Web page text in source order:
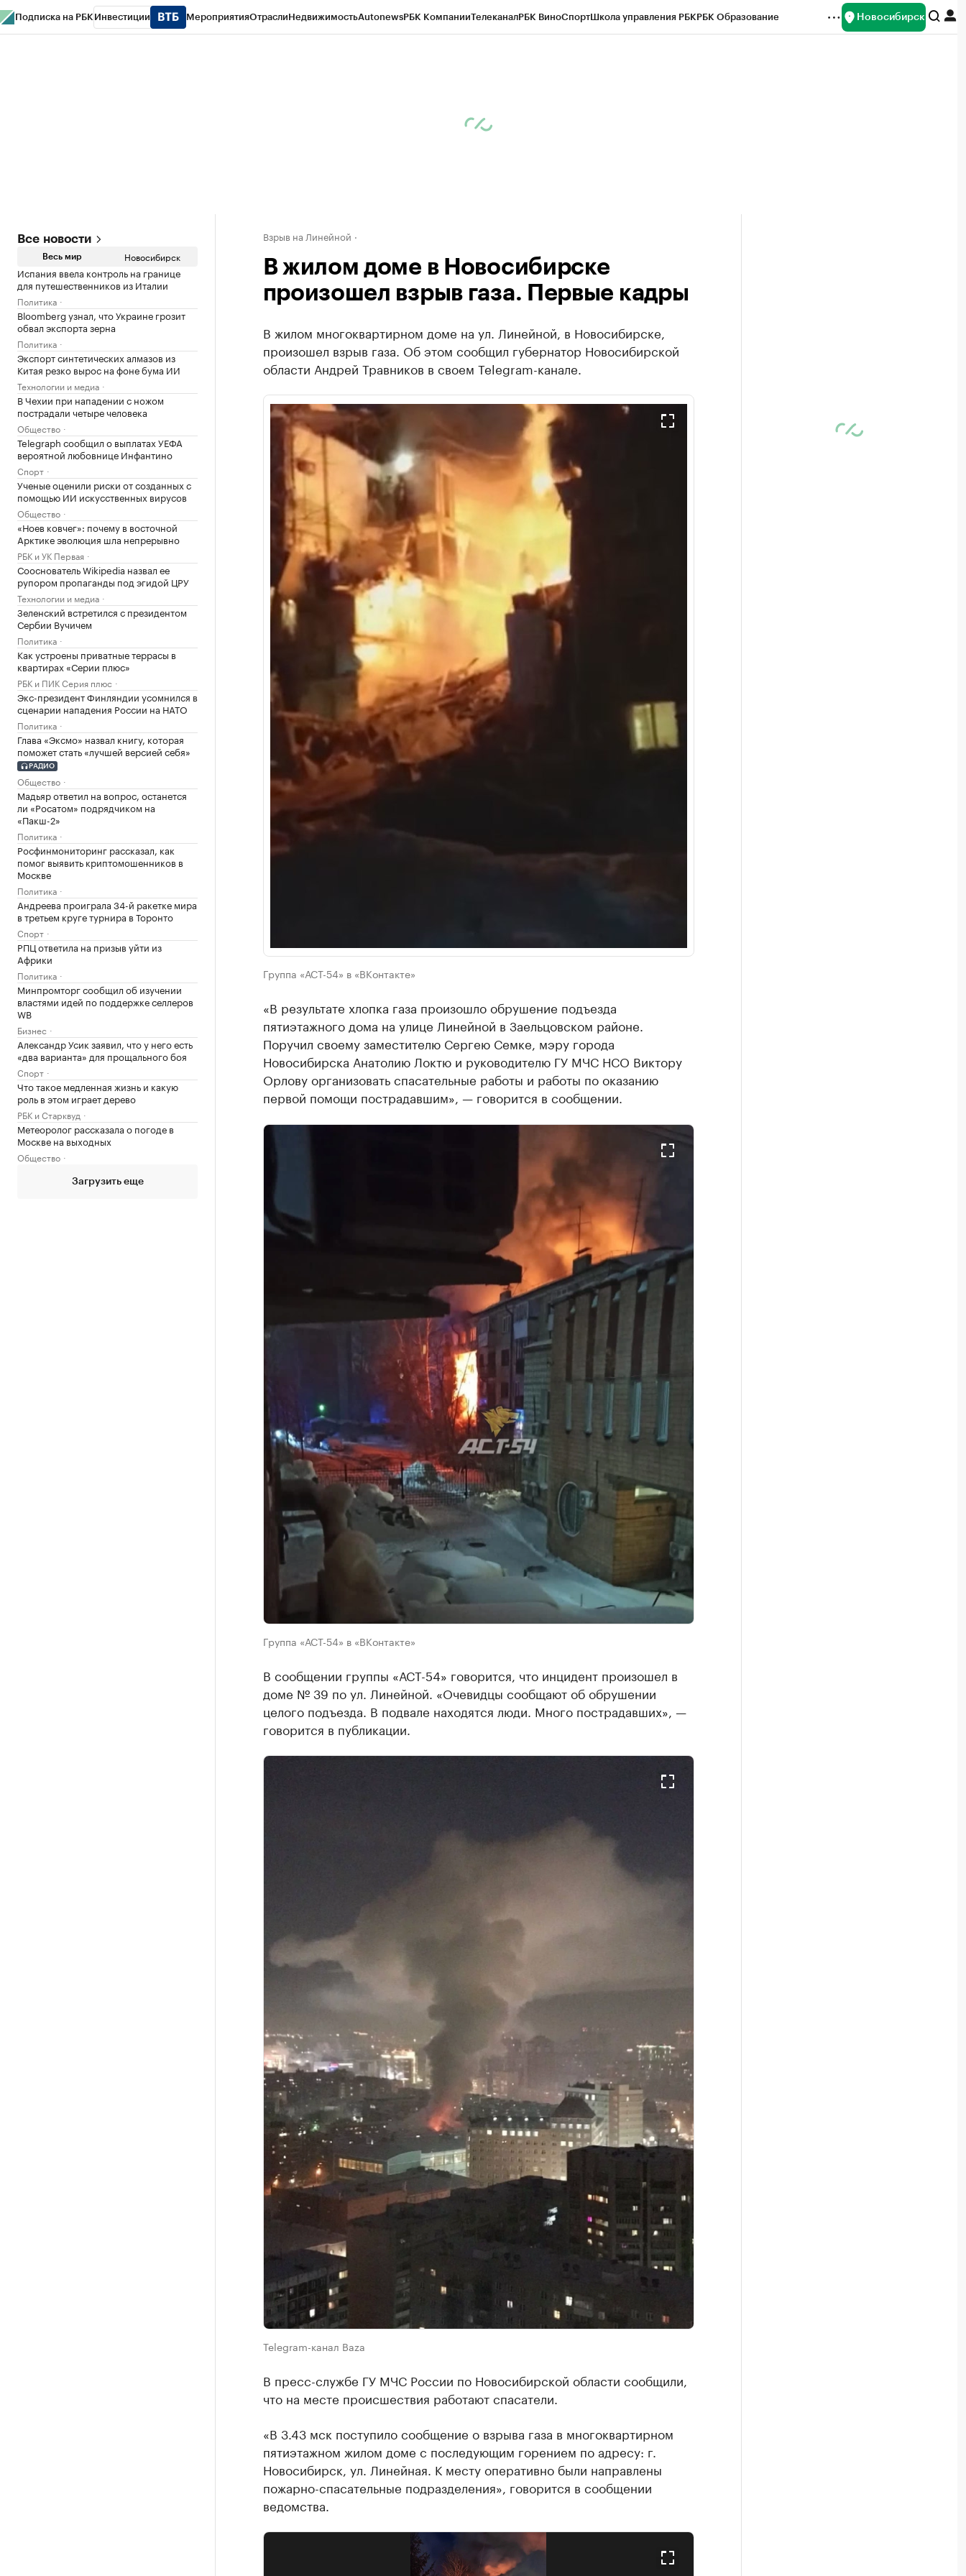
Подписка на РБК Инвестиции МероприятияОтраслиНедвижимостьAutonewsРБК КомпанииТелеканалРБК ВиноСпортШкола управления РБКРБК Образование Новосибирск
Все новости
Весь мир Новосибирск
Испания ввела контроль на границе
для путешественников из Италии
Политика
Bloomberg узнал, что Украине грозит
обвал экспорта зерна
Политика
Экспорт синтетических алмазов из
Китая резко вырос на фоне бума ИИ
Технологии и медиа
В Чехии при нападении с ножом
пострадали четыре человека
Общество
Telegraph сообщил о выплатах УЕФА
вероятной любовнице Инфантино
Спорт
Ученые оценили риски от созданных с
помощью ИИ искусственных вирусов
Общество
«Ноев ковчег»: почему в восточной
Арктике эволюция шла непрерывно
РБК и УК Первая
Сооснователь Wikipedia назвал ее
рупором пропаганды под эгидой ЦРУ
Технологии и медиа
Зеленский встретился с президентом
Сербии Вучичем
Политика
Как устроены приватные террасы в
квартирах «Серии плюс»
РБК и ПИК Серия плюс
Экс-президент Финляндии усомнился в
сценарии нападения России на НАТО
Политика
Глава «Эксмо» назвал книгу, которая
поможет стать «лучшей версией себя»
РАДИО
Общество
Мадьяр ответил на вопрос, останется
ли «Росатом» подрядчиком на
«Пакш-2»
Политика
Росфинмониторинг рассказал, как
помог выявить криптомошенников в
Москве
Политика
Андреева проиграла 34-й ракетке мира
в третьем круге турнира в Торонто
Спорт
РПЦ ответила на призыв уйти из
Африки
Политика
Минпромторг сообщил об изучении
властями идей по поддержке селлеров
WB
Бизнес
Александр Усик заявил, что у него есть
«два варианта» для прощального боя
Спорт
Что такое медленная жизнь и какую
роль в этом играет дерево
РБК и Старквуд
Метеоролог рассказала о погоде в
Москве на выходных
Общество
Загрузить еще
Взрыв на Линейной
В жилом доме в Новосибирске
произошел взрыв газа. Первые кадры
В жилом многоквартирном доме на ул. Линейной, в Новосибирске,
произошел взрыв газа. Об этом сообщил губернатор Новосибирской
области Андрей Травников в своем Telegram-канале.
Группа «АСТ-54» в «ВКонтакте»
«В результате хлопка газа произошло обрушение подъезда
пятиэтажного дома на улице Линейной в Заельцовском районе.
Поручил своему заместителю Сергею Семке, мэру города
Новосибирска Анатолию Локтю и руководителю ГУ МЧС НСО Виктору
Орлову организовать спасательные работы и работы по оказанию
первой помощи пострадавшим», — говорится в сообщении.
Группа «АСТ-54» в «ВКонтакте»
В сообщении группы «АСТ-54» говорится, что инцидент произошел в
доме № 39 по ул. Линейной. «Очевидцы сообщают об обрушении
целого подъезда. В подвале находятся люди. Много пострадавших», —
говорится в публикации.
Telegram-канал Baza
В пресс-службе ГУ МЧС России по Новосибирской области сообщили,
что на месте происшествия работают спасатели.
«В 3.43 мск поступило сообщение о взрыва газа в многоквартирном
пятиэтажном жилом доме с последующим горением по адресу: г.
Новосибирск, ул. Линейная. К месту оперативно были направлены
пожарно-спасательные подразделения», говорится в сообщении
ведомства.